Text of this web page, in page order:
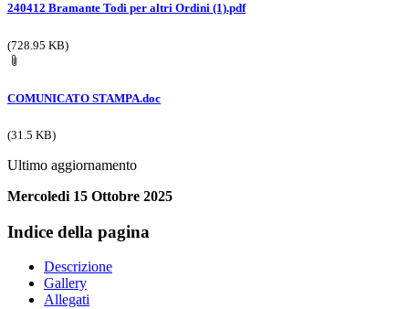
240412 Bramante Todi per altri Ordini (1).pdf
(728.95 KB)
COMUNICATO STAMPA.doc
(31.5 KB)
Ultimo aggiornamento
Mercoledi 15 Ottobre 2025
Indice della pagina
Descrizione
Gallery
Allegati